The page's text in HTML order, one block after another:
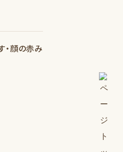
・顔の赤み